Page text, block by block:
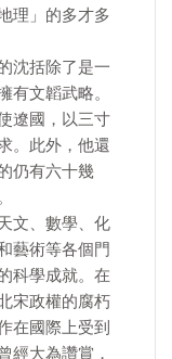
理」的多才多
沈括除了是一
有文韜武略。
遼國，以三寸
。此外，他還
仍有六十幾
文、數學、化
藝術等各個門
科學成就。在
宋政權的腐朽
在國際上受到
經大為讚賞，